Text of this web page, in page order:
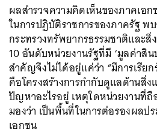
ผลสำรวจความคิดเห็นของภาคเอก
ในการปฏิบัติราชการของภาครัฐ พ
กระทรวงทรัพยากรธรรมชาติและ
10 อันดับหน่วยงานรัฐที่มี ‘มูลค่าสิ
สำคัญจึงไม่ได้อยู่แค่ว่า “มีการเรีย
คือโครงสร้างการกำกับดูแลด้านสิ่
ปัญหาอะไรอยู่ เหตุใดหน่วยงานที่
มองว่า เป็นพื้นที่ในการต่อรองผลป
เอกชน